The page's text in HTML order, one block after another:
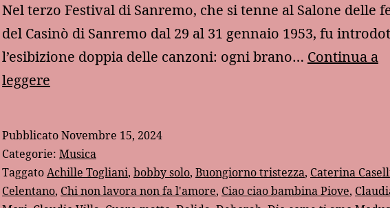
Nel terzo Festival di Sanremo, che si tenne al Salone delle
del Casinò di Sanremo dal 29 al 31 gennaio 1953, fu
l’esibizione doppia delle canzoni: ogni brano… Continua a
leggere
Sanremo
si
cantava
in
PubblicatoNovembre 15, 2024
Categorie: Musica
TaggatoAchille Togliani, bobby solo, Buongiorno tristezza, Caterina
Celentano, Chi non lavora non fa l'amore, Ciao ciao bambina Piove,